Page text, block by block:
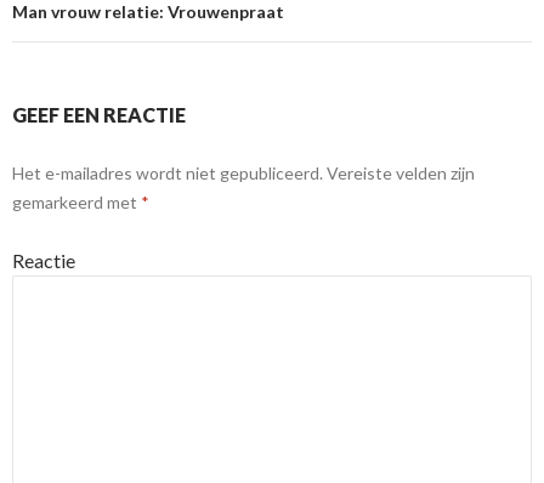
Man vrouw relatie: Vrouwenpraat
GEEF EEN REACTIE
Het e-mailadres wordt niet gepubliceerd. Vereiste velden zijn
gemarkeerd met *
Reactie